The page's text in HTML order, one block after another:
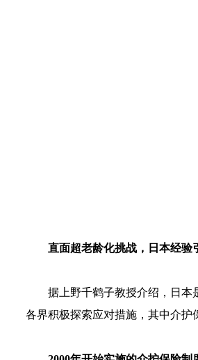
直面超老龄化挑战，日本经验
据上野千鹤子教授介绍，日本
各界积极探索应对措施，其中介护